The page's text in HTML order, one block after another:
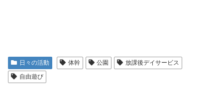
日々の活動 体幹 公園
放課後デイサービス
自由遊び